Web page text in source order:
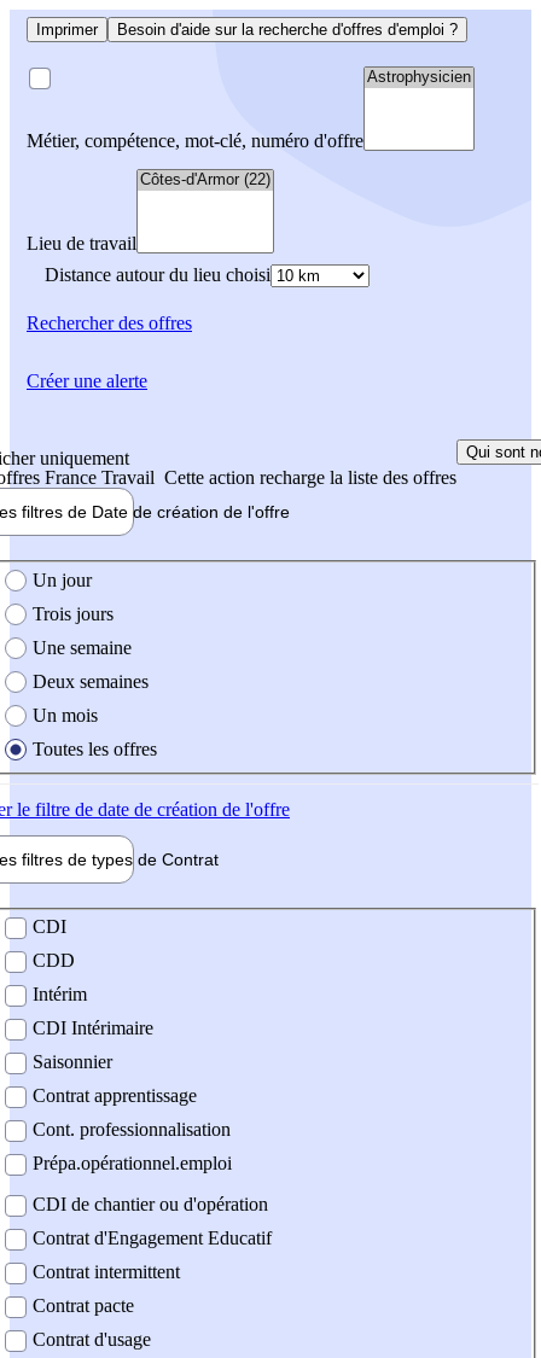
Imprimer Besoin d'aide sur la recherche d'offres d'emploi ?
Métier, compétence, mot-clé, numéro d'offre
Lieu de travail
Distance autour du lieu choisi
Rechercherdes offres
uniquement
France Travail Cette action recharge la liste des offres
Qui sont
filtres de Date de création de l'offre
création de l'offre
Un jour
Trois jours
Une semaine
Deux semaines
Un mois
Toutes les offres
le filtre de date de création de l'offre
filtres de types de Contrat
contrat
CDI
CDD
Intérim
CDI Intérimaire
Saisonnier
Contrat apprentissage
Cont. professionnalisation
Prépa.opérationnel.emploi
CDI de chantier ou d'opération
Contrat d'Engagement Educatif
Contrat intermittent
Contrat pacte
Contrat d'usage
Créer une alerte